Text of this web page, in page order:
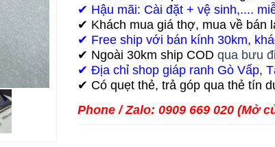
✔ Hậu mãi: Cài đặt + vệ sinh,....
✔ Khách mua giá thợ, mua về bán
✔ Free ship với bán kính 30km,
✔ Ngoài 30km ship COD qua bưu
✔ Địa chỉ shop giáp ranh Gò Vấp,
✔ Có quẹt thẻ, trả góp qua thẻ tín
Phone / Zalo: 0909 669 020 (Mở